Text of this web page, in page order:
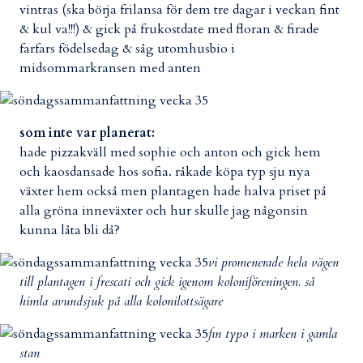
vintras (ska börja frilansa för dem tre dagar i veckan fint
& kul va!!!) & gick på frukostdate med floran & firade
farfars födelsedag & såg utomhusbio i
midsommarkransen med anten
som inte var planerat:
hade pizzakväll med sophie och anton och gick hem
och kaosdansade hos sofia. råkade köpa typ sju nya
växter hem också men plantagen hade halva priset på
alla gröna inneväxter och hur skulle jag någonsin
kunna låta bli då?
vi promenerade hela vägen
till plantagen i frescati och gick igenom koloniföreningen. så
himla avundsjuk på alla kolonilottsägare
fin typo i marken i gamla
stan